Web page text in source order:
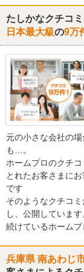
たしかなクチコミ
日本最大級の9万
元の小さな会社の
も…。
ホームプロのクチ
とれたお客さまに
です
そのようなクチコ
し、公開していま
続けているホームプ
兵庫県 南あわじ